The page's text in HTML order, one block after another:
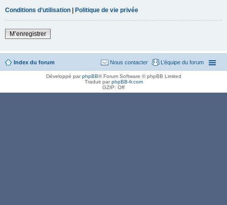
Conditions d’utilisation | Politique de vie privée
M’enregistrer
Index du forum L’équipe du forum
Nous contacter
Développé parphpBB® Forum Software © phpBB Limited
Traduit parphpBB-fr.com
GZIP: Off